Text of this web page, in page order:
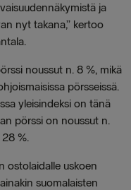
ja
nyt takana,” kertoo
noussut n. 8 %, mikä
pörsseissä.
yleisindeksi on tänä
pörssi on noussut n.
%.
ostolaidalle uskoen
suomalaisten